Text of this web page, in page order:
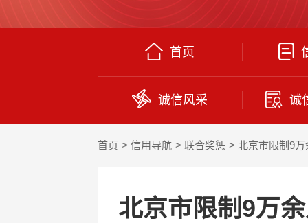
首页
诚信风采 诚
首页 信用导航 联合奖惩 北京市限制9
北京市限制9万